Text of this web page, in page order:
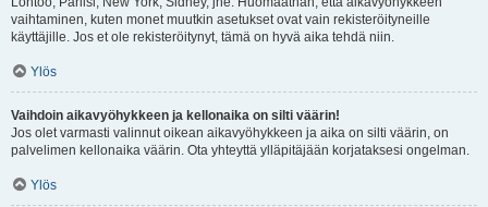
vaihtaminen, kuten monet muutkin asetukset ovat vain rekisteröityneille
käyttäjille. Jos et ole rekisteröitynyt, tämä on hyvä aika tehdä niin.
Ylös
Vaihdoin aikavyöhykkeen ja kellonaika on silti väärin!
Jos olet varmasti valinnut oikean aikavyöhykkeen ja aika on silti väärin, on
palvelimen kellonaika väärin. Ota yhteyttä ylläpitäjään korjataksesi ongelman.
Ylös